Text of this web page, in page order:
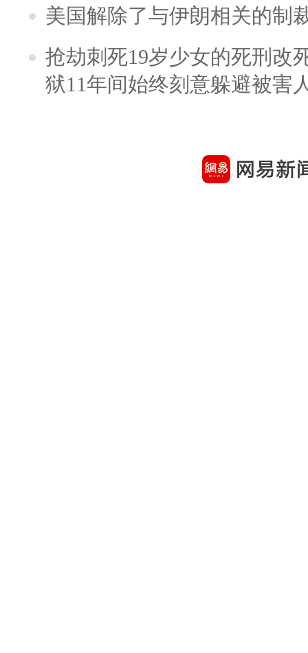
美国解除了与伊朗相关的制
抢劫刺死19岁少女的死刑改
狱11年间始终刻意躲避被害